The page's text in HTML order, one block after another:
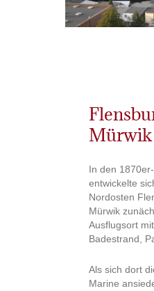
Mürwik
In den
entwickelte
Nordosten
Mürwik
Ausflugsort mit
Badestrand,
Als sich dort
Marine